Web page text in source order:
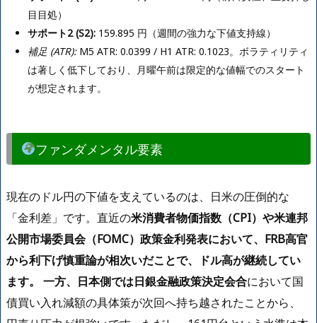
目目処）
サポート2 (S2): 159.895 円（週間の強力な下値支持線）
補足 (ATR):M5 ATR: 0.0399 / H1 ATR: 0.1023。ボラティリティ
は著しく低下しており、月曜午前は限定的な値幅でのスタート
が想定されます。
ファンダメンタル要素
現在のドル円の下値を支えているのは、日米の圧倒的な
「金利差」です。直近の米消費者物価指数（CPI）や米連邦
公開市場委員会（FOMC）政策金利発表において、FRB高官
から利下げ慎重論が相次いだことで、ドル高が継続してい
ます。 一方、日本側では日銀金融政策決定会合において国
債買い入れ減額の具体策が次回へ持ち越されたことから、